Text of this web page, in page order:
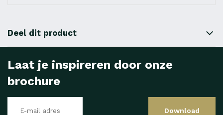
Deel dit product
Laat je inspireren door onze
brochure
Download